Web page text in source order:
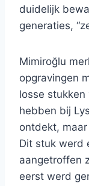
duidelijk
generaties,
Mimiroğlu
opgravingen
losse stukken
hebben bij
ontdekt,
Dit stuk werd
aangetroffen
eerst werd